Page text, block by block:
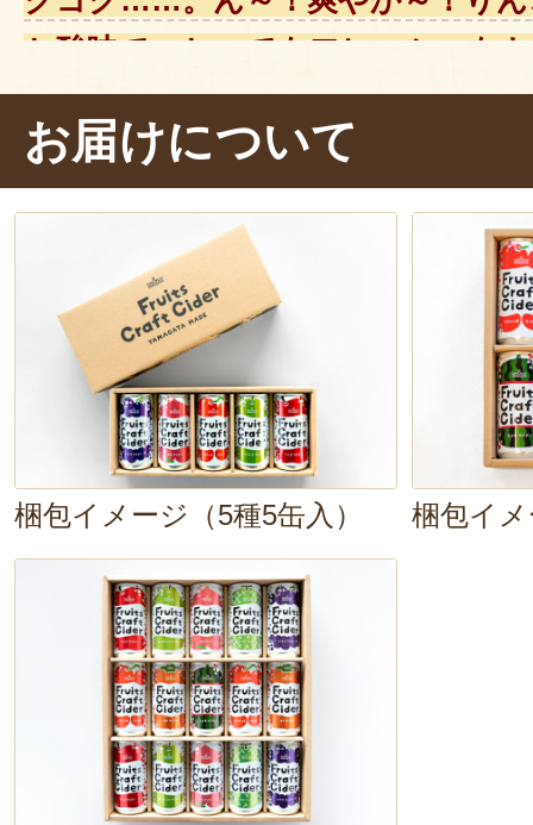
と酸味で、とってもフレッシュな
～」。
果物のおいしさを存分に味わえる
Cider。ぜひいろ色々な味を飲んで
中元など贈り物にも最適
お届けについて
梱包イメージ（5種5缶入） 梱包イ